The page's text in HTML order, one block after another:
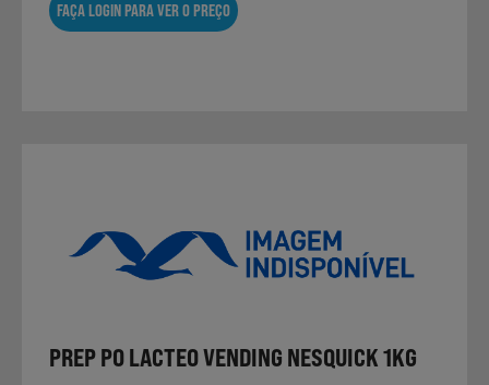
FAÇA LOGIN PARA VER O PREÇO
PREP PO LACTEO VENDING NESQUICK 1KG